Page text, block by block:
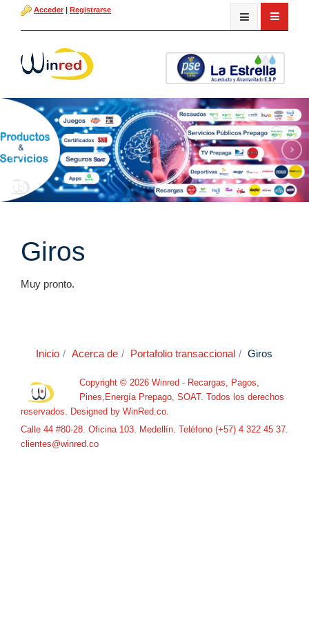
Acceder | Registrarse
Giros
Muy pronto.
Inicio Acerca de Portafolio transaccional Giros
Copyright © 2026 Winred - Recargas, Pagos,
Pines,Energía Prepago, SOAT. Todos los derechos
reservados. Designed by WinRed.co
Calle 44 #80-28. Oficina 103. Medellín. Teléfono (+57) 4 322 45 37.
clientes@winred.co